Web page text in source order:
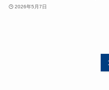
2026年5月7日